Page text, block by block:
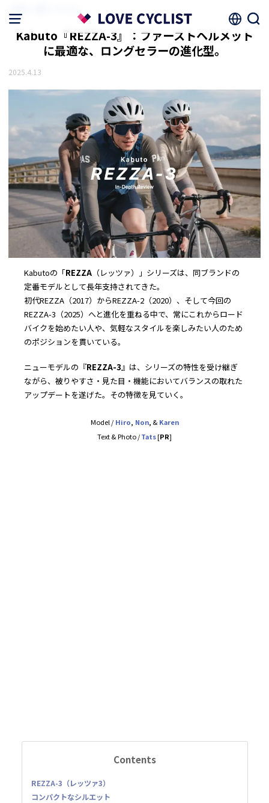
Kabuto『REZZA-3』：ファーストヘルメット
に最適な、ロングセラーの進化型。
2025.4.13
Kabutoの「REZZA （レッツァ）」シリーズは、同ブランドの
定番モデルとして長年支持されてきた。
初代REZZA（2017）からREZZA-2（2020）、そして今回の
REZZA-3（2025）へと進化を重ねる中で、常にこれからロード
バイクを始めたい人や、気軽なスタイルを楽しみたい人のため
のポジションを貫いている。
ニューモデルの『REZZA-3』は、シリーズの特性を受け継ぎ
ながら、被りやすさ・見た目・機能においてバランスの取れた
アップデートを遂げた。その特徴を見ていく。
Model / Hiro, Non, & Karen
Text & Photo /Tats[PR]
Contents
REZZA-3（レッツァ3）
コンパクトなシルエット